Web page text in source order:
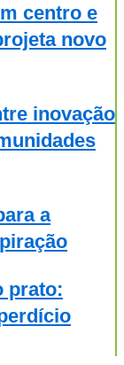
centro e
novo
inovação
a
prato: